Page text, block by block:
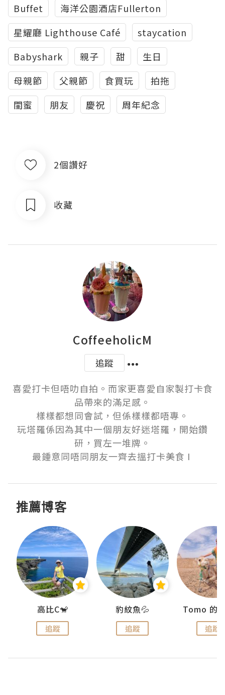
Buffet
海洋公園酒店Fullerton
星耀廳 Lighthouse Café
staycation
Babyshark
親子 甜
生日
母親節
父親節 食買玩
拍拖
閨蜜
朋友 慶祝 周年紀念
2個讚好
收藏
CoffeeholicM
追蹤
喜愛打卡但唔叻自拍。而家更喜愛自家製打卡食
品帶來的滿足感。
樣樣都想同會試，但係樣樣都唔專。
玩塔羅係因為其中一個朋友好迷塔羅，開始鑽
研，買左一堆牌。
最鍾意同唔同朋友一齊去搵打卡美食 I
推薦博客
高比C🐒
追蹤
豹紋魚💦
追蹤 追蹤